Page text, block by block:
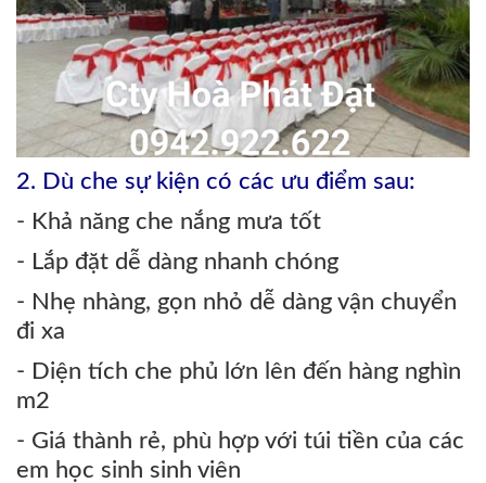
2. Dù che sự kiện có các ưu điểm sau:
- Khả năng che nắng mưa tốt
- Lắp đặt dễ dàng nhanh chóng
- Nhẹ nhàng, gọn nhỏ dễ dàng vận chuyển
đi xa
- Diện tích che phủ lớn lên đến hàng nghìn
m2
- Giá thành rẻ, phù hợp với túi tiền của các
em học sinh sinh viên